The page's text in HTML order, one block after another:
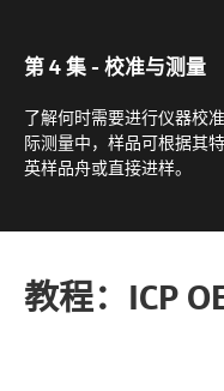
第 4 集 - 校准与测量
了解何时需要进行仪器校
际测量中，样品可根据其
英样品舟或直接进样。
教程：ICP